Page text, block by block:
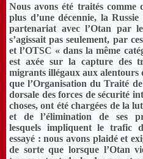
Nous avons été traités comme
plus d’une décennie, la
partenariat avec l’Otan par
s’agissait pas seulement, par
et l’OTSC « dans la même
est axée sur la capture des
migrants illégaux aux alentours
que l’Organisation du Traité
dorsale des forces de sécurité
choses, ont été chargées de la
et de l’élimination de ses
lesquels impliquent le trafic
essayé : nous avons plaidé et
de sorte que lorsque l’Otan